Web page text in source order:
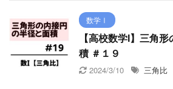
数学Ⅰ
【高校数学I】三角
積 ＃１９
2024/3/10 三角比